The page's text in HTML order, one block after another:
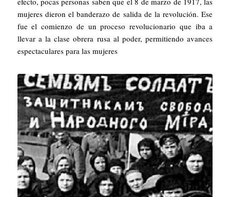
mujeres dieron el banderazo de salida de la revolución. Ese
fue el comienzo de un proceso revolucionario que iba a
llevar a la clase obrera rusa al poder, permitiendo avances
espectaculares para las mujeres